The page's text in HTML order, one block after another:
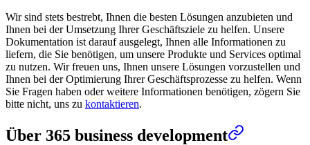
Wir sind stets bestrebt, Ihnen die besten Lösungen anzubieten und
Ihnen bei der Umsetzung Ihrer Geschäftsziele zu helfen. Unsere
Dokumentation ist darauf ausgelegt, Ihnen alle Informationen zu
liefern, die Sie benötigen, um unsere Produkte und Services optimal
zu nutzen. Wir freuen uns, Ihnen unsere Lösungen vorzustellen und
Ihnen bei der Optimierung Ihrer Geschäftsprozesse zu helfen. Wenn
Sie Fragen haben oder weitere Informationen benötigen, zögern Sie
bitte nicht, uns zu kontaktieren.
Über 365 business development